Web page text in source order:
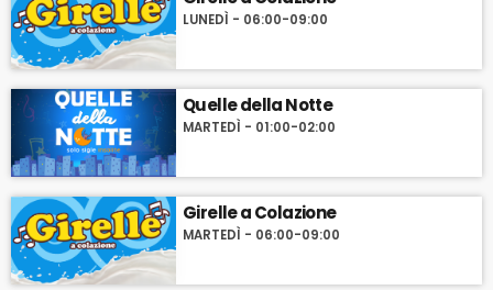
LUNEDÌ - 06:00-09:00
Quelle della Notte
MARTEDÌ - 01:00-02:00
Girelle a Colazione
MARTEDÌ - 06:00-09:00